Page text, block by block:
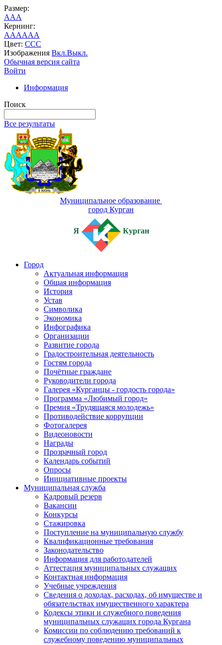
Размер:
AAA
Кернинг:
AAAAAA
Цвет: CCC
Изображения Вкл.Выкл.
Обычная версия сайта
Войти
Информация
Поиск
Все результаты
Муниципальное образование
город Курган
Я Курган
Город
Актуальная информация
Общая информация
История
Устав
Символика
Экономика
Инфографика
Организации
Развитие города
Градостроительная деятельность
Гостям города
Почётные граждане
Руководители города
Галерея «Курганцы - гордость города»
Программа «Любимый город»
Премия «Трудящаяся молодежь»
Противодействие коррупции
Фотогалерея
Видеоновости
Награды
Прозрачный город
Календарь событий
Опросы
Инициативные проекты
Муниципальная служба
Кадровый резерв
Вакансии
Конкурсы
Стажировка
Поступление на муниципальную службу
Квалификационные требования
Законодательство
Информация для работодателей
Аттестация муниципальных служащих
Контактная информация
Учебные учреждения
Сведения о доходах, расходах, об имуществе и
обязательствах имущественного характера
Кодексы этики и служебного поведения
муниципальных служащих города Кургана
Комиссии по соблюдению требований к
служебному поведению муниципальных